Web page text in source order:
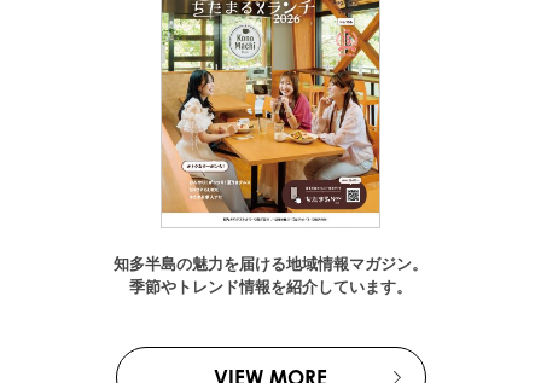
知多半島の魅力を届ける地域情報マガジン。
季節やトレンド情報を紹介しています。
VIEW MORE